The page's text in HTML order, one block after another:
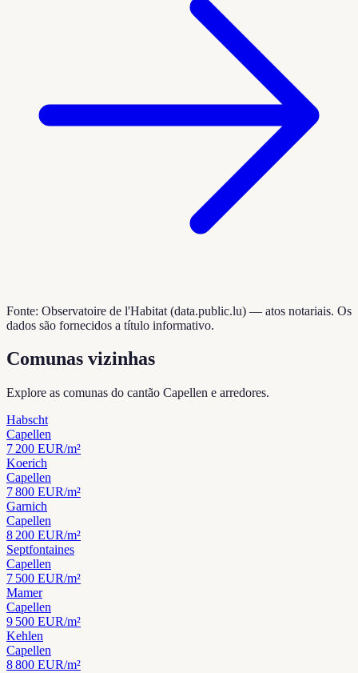
Fonte: Observatoire de l'Habitat (data.public.lu) — atos notariais. Os
dados são fornecidos a título informativo.
Comunas vizinhas
Explore as comunas do cantão Capellen e arredores.
Habscht
Capellen
7 200 EUR/m²
Koerich
Capellen
7 800 EUR/m²
Garnich
Capellen
8 200 EUR/m²
Septfontaines
Capellen
7 500 EUR/m²
Mamer
Capellen
9 500 EUR/m²
Kehlen
Capellen
8 800 EUR/m²